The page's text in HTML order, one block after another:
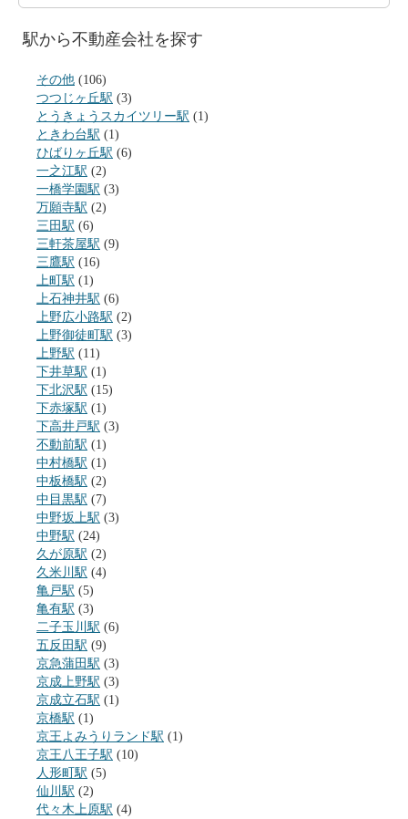
駅から不動産会社を探す
その他 (106)
つつじヶ丘駅 (3)
とうきょうスカイツリー駅 (1)
ときわ台駅 (1)
ひばりヶ丘駅 (6)
一之江駅 (2)
一橋学園駅 (3)
万願寺駅 (2)
三田駅 (6)
三軒茶屋駅 (9)
三鷹駅 (16)
上町駅 (1)
上石神井駅 (6)
上野広小路駅 (2)
上野御徒町駅 (3)
上野駅 (11)
下井草駅 (1)
下北沢駅 (15)
下赤塚駅 (1)
下高井戸駅 (3)
不動前駅 (1)
中村橋駅 (1)
中板橋駅 (2)
中目黒駅 (7)
中野坂上駅 (3)
中野駅 (24)
久が原駅 (2)
久米川駅 (4)
亀戸駅 (5)
亀有駅 (3)
二子玉川駅 (6)
五反田駅 (9)
京急蒲田駅 (3)
京成上野駅 (3)
京成立石駅 (1)
京橋駅 (1)
京王よみうりランド駅 (1)
京王八王子駅 (10)
人形町駅 (5)
仙川駅 (2)
代々木上原駅 (4)